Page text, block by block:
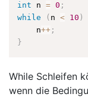
int n = 0 ;
while
( n < 10 )
    n
++ ;
}
While Schleifen
wenn die